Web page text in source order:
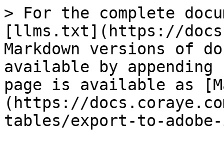
> For the complete
[llms.txt](https://
Markdown versions of
available by
page is available as
(https://
tables/export-to-